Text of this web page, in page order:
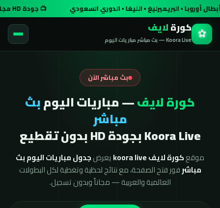
• البريميرليغ • الليغا • الدوري السعودي 📺 جودة HD مجاناً وبدون تسجيل
⚽ كورةلايف
Koora Live — بث مباشر مباريات اليوم
بث مباشر الآن
كورة لايف— مباريات اليومبث
مباشر
Koora Live بجودة HD بدون تقطيع
موقعكورة لايف koora live يعرضجدول مباريات اليوم بث
مباشرفور فتح الصفحة، مع نتائج لحظية وتغطية لكل البطولات
العالمية والعربية — مجاناً وبدون تسجيل.